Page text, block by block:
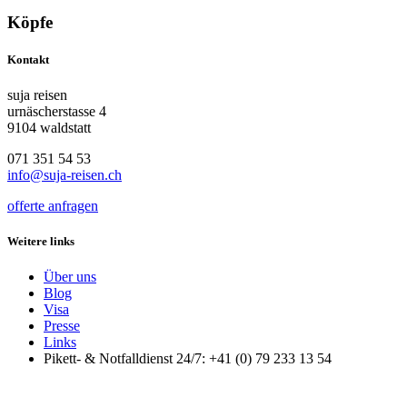
Köpfe
Kontakt
suja reisen
urnäscherstasse 4
9104 waldstatt
071 351 54 53
info@suja-reisen.ch
offerte anfragen
Weitere links
Über uns
Blog
Visa
Presse
Links
Pikett- & Notfalldienst 24/7: +41 (0) 79 233 13 54